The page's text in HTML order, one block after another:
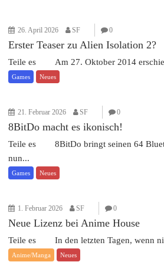
26. April 2026 SF 0
Erster Teaser zu Alien Isolation 2?
Teile es Am 27. Oktober 2014
Games Neues
21. Februar 2026 SF 0
8BitDo macht es ikonisch!
Teile es 8BitDo bringt seinen 64
nun...
Games Neues
1. Februar 2026 SF 0
Neue Lizenz bei Anime House
Teile es In den letzten Tagen, wenn
Anime/Manga Neues